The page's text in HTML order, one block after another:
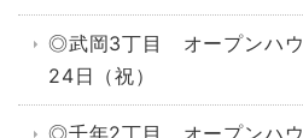
◎武岡3丁目 オープンハ
24日（祝）